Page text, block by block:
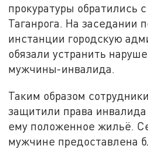
прокуратуры обратились
Таганрога. На заседании
инстанции городскую
обязали устранить
мужчины-инвалида.
Таким образом
защитили права
ему положенное жильё.
мужчине предоставлена